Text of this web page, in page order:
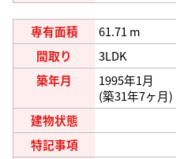
専有面積 61.71 m
間取り
3LDK
築年月
1995年1月
(築31年7ヶ月)
建物状態
特記事項